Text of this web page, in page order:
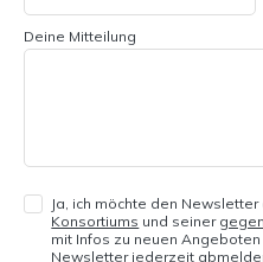
Deine Mitteilung
Ja, ich möchte den Newsletter
Konsortiums und seiner
mit Infos zu neuen
Newsletter jederzeit